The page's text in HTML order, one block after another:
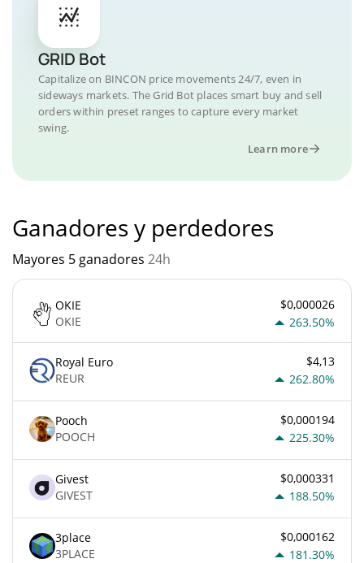
GRID Bot
Capitalize on BINCON price movements 24/7, even in
sideways markets. The Grid Bot places smart buy and sell
orders within preset ranges to capture every market
swing.
Learn more
Ganadores y perdedores
Mayores 5 ganadores 24h
OKIE
OKIE
$0,000026
263.50%
Royal Euro
REUR
$4,13
262.80%
Pooch
POOCH
$0,000194
225.30%
Givest
GIVEST
$0,000331
188.50%
3place
3PLACE
$0,000162
181.30%